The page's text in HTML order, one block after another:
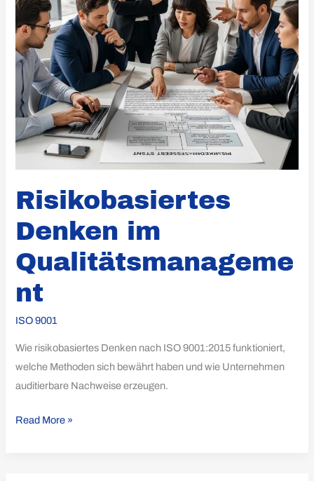
Risikobasiertes
Denken im
Qualitätsmanageme
nt
ISO 9001
Wie risikobasiertes Denken nach ISO 9001:2015 funktioniert,
welche Methoden sich bewährt haben und wie Unternehmen
auditierbare Nachweise erzeugen.
Read More »